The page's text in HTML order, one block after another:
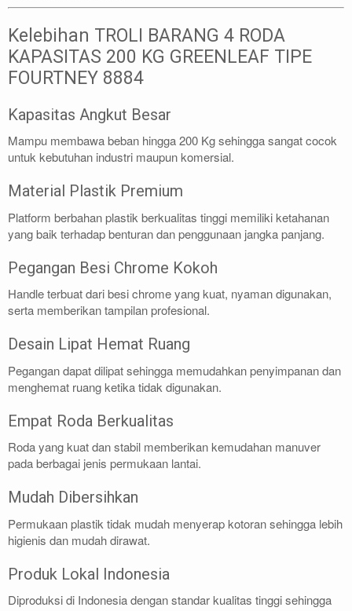
Kelebihan TROLI BARANG 4 RODA
KAPASITAS 200 KG GREENLEAF TIPE
FOURTNEY 8884
Kapasitas Angkut Besar
Mampu membawa beban hingga 200 Kg sehingga sangat cocok
untuk kebutuhan industri maupun komersial.
Material Plastik Premium
Platform berbahan plastik berkualitas tinggi memiliki ketahanan
yang baik terhadap benturan dan penggunaan jangka panjang.
Pegangan Besi Chrome Kokoh
Handle terbuat dari besi chrome yang kuat, nyaman digunakan,
serta memberikan tampilan profesional.
Desain Lipat Hemat Ruang
Pegangan dapat dilipat sehingga memudahkan penyimpanan dan
menghemat ruang ketika tidak digunakan.
Empat Roda Berkualitas
Roda yang kuat dan stabil memberikan kemudahan manuver
pada berbagai jenis permukaan lantai.
Mudah Dibersihkan
Permukaan plastik tidak mudah menyerap kotoran sehingga lebih
higienis dan mudah dirawat.
Produk Lokal Indonesia
Diproduksi di Indonesia dengan standar kualitas tinggi sehingga